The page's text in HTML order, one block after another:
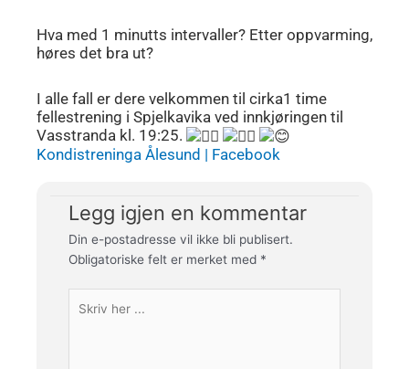
Hva med 1 minutts intervaller? Etter oppvarming,
høres det bra ut?
I alle fall er dere velkommen til cirka1 time
fellestrening i Spjelkavika ved innkjøringen til
Vasstranda kl. 19:25.
Kondistreninga Ålesund | Facebook
Legg igjen en kommentar
Din e-postadresse vil ikke bli publisert.
Obligatoriske felt er merket med *
her